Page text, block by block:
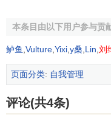
因此，要养成一个良
就是不断地自我暗示，
那些重要的知识却没能
只会纸上谈兵，不会实际
本条目由以下用户参与贡
鲈鱼 Vulture Yixi y桑 Lin 刘
页面分类: 自我管理
评论(共4条)